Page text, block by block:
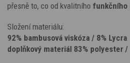
přesně to, co od kvalitního funkčního
Složení materiálu:
92% bambusová viskóza / 8% Lycra
doplňkový materiál 83% polyester /